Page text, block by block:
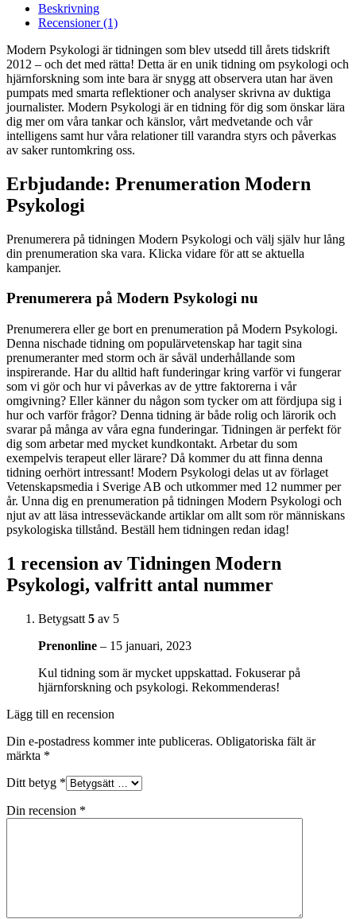
Beskrivning
Recensioner (1)
Modern Psykologi är tidningen som blev utsedd till årets tidskrift
2012 – och det med rätta! Detta är en unik tidning om psykologi och
hjärnforskning som inte bara är snygg att observera utan har även
pumpats med smarta reflektioner och analyser skrivna av duktiga
journalister. Modern Psykologi är en tidning för dig som önskar lära
dig mer om våra tankar och känslor, vårt medvetande och vår
intelligens samt hur våra relationer till varandra styrs och påverkas
av saker runtomkring oss.
Erbjudande: Prenumeration Modern
Psykologi
Prenumerera på tidningen Modern Psykologi och välj själv hur lång
din prenumeration ska vara. Klicka vidare för att se aktuella
kampanjer.
Prenumerera på Modern Psykologi nu
Prenumerera eller ge bort en prenumeration på Modern Psykologi.
Denna nischade tidning om populärvetenskap har tagit sina
prenumeranter med storm och är såväl underhållande som
inspirerande. Har du alltid haft funderingar kring varför vi fungerar
som vi gör och hur vi påverkas av de yttre faktorerna i vår
omgivning? Eller känner du någon som tycker om att fördjupa sig i
hur och varför frågor? Denna tidning är både rolig och lärorik och
svarar på många av våra egna funderingar. Tidningen är perfekt för
dig som arbetar med mycket kundkontakt. Arbetar du som
exempelvis terapeut eller lärare? Då kommer du att finna denna
tidning oerhört intressant! Modern Psykologi delas ut av förlaget
Vetenskapsmedia i Sverige AB och utkommer med 12 nummer per
år. Unna dig en prenumeration på tidningen Modern Psykologi och
njut av att läsa intresseväckande artiklar om allt som rör människans
psykologiska tillstånd. Beställ hem tidningen redan idag!
1 recension av Tidningen Modern
Psykologi, valfritt antal nummer
Betygsatt 5 av 5
Prenonline – 15 januari, 2023
Kul tidning som är mycket uppskattad. Fokuserar på
hjärnforskning och psykologi. Rekommenderas!
Lägg till en recension
Din e-postadress kommer inte publiceras. Obligatoriska fält är
märkta *
Ditt betyg *
Din recension *